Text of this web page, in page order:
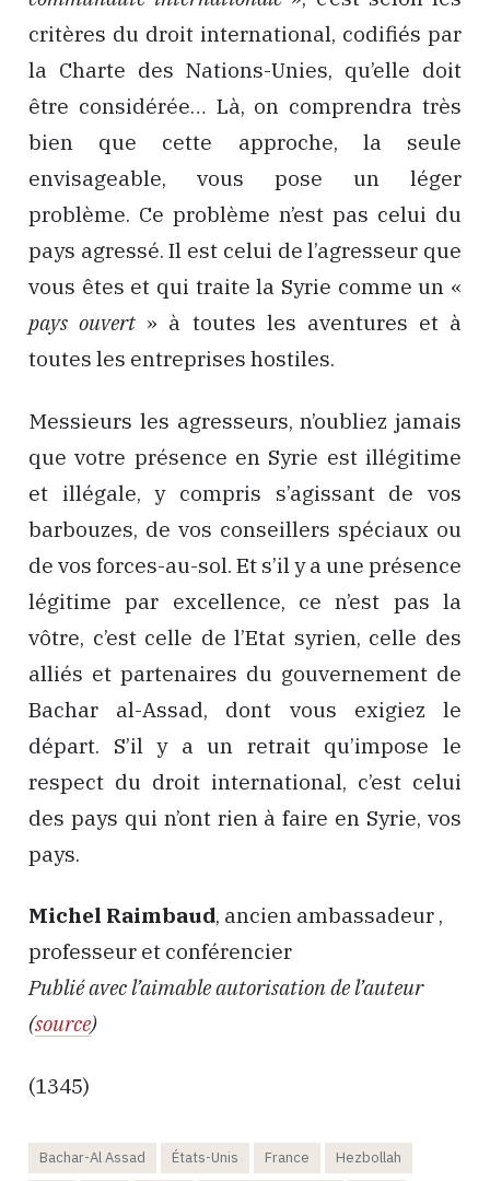
critères du droit international, codifiés par
la Charte des Nations-Unies, qu’elle doit
être considérée… Là, on comprendra très
bien que cette approche, la seule
envisageable, vous pose un léger
problème. Ce problème n’est pas celui du
pays agressé. Il est celui de l’agresseur que
vous êtes et qui traite la Syrie comme un «
pays ouvert » à toutes les aventures et à
toutes les entreprises hostiles.
Messieurs les agresseurs, n’oubliez jamais
que votre présence en Syrie est illégitime
et illégale, y compris s’agissant de vos
barbouzes, de vos conseillers spéciaux ou
de vos forces-au-sol. Et s’il y a une présence
légitime par excellence, ce n’est pas la
vôtre, c’est celle de l’Etat syrien, celle des
alliés et partenaires du gouvernement de
Bachar al-Assad, dont vous exigiez le
départ. S’il y a un retrait qu’impose le
respect du droit international, c’est celui
des pays qui n’ont rien à faire en Syrie, vos
pays.
Michel Raimbaud, ancien ambassadeur ,
professeur et conférencier
Publié avec l’aimable autorisation de l’auteur
(source)
(1345)
Bachar-Al Assad États-Unis France
Hezbollah